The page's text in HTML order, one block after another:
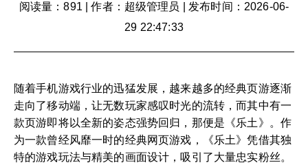
阅读量：891 |作者：超级管理员
发布时间：2026-06-
29 22:47:33
随着手机游戏行业的迅猛发展，越来越多的经典页游逐渐
走向了移动端，让无数玩家感叹时光的流转，而其中有一
款页游即将以全新的姿态强势回归，那便是《乐土》。作
为一款曾经风靡一时的经典网页游戏，《乐土》凭借其独
特的游戏玩法与精美的画面设计，吸引了大量忠实粉丝。